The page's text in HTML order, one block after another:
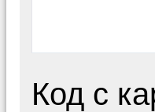
Код с